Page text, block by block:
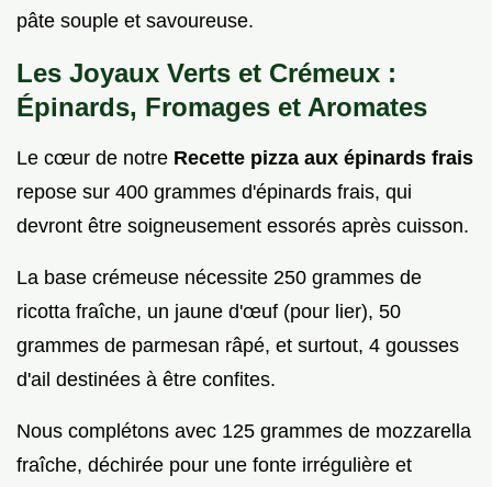
pâte souple et savoureuse.
Les Joyaux Verts et Crémeux :
Épinards, Fromages et Aromates
Le cœur de notre Recette pizza aux épinards frais
repose sur 400 grammes d'épinards frais, qui
devront être soigneusement essorés après cuisson.
La base crémeuse nécessite 250 grammes de
ricotta fraîche, un jaune d'œuf (pour lier), 50
grammes de parmesan râpé, et surtout, 4 gousses
d'ail destinées à être confites.
Nous complétons avec 125 grammes de mozzarella
fraîche, déchirée pour une fonte irrégulière et